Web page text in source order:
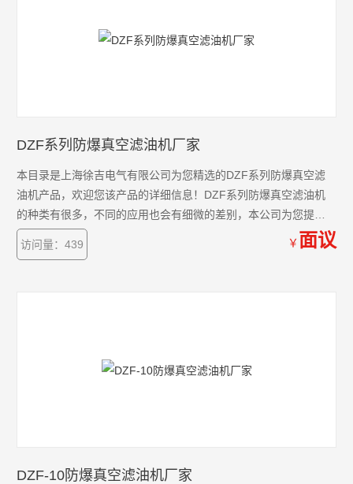
DZF系列防爆真空滤油机厂家
本目录是上海徐吉电气有限公司为您精选的DZF系列防爆真空滤
油机产品，欢迎您该产品的详细信息！DZF系列防爆真空滤油机
的种类有很多，不同的应用也会有细微的差别，本公司为您提供*
的解决方案。
访问量：439
￥ 面议
DZF-10防爆真空滤油机厂家